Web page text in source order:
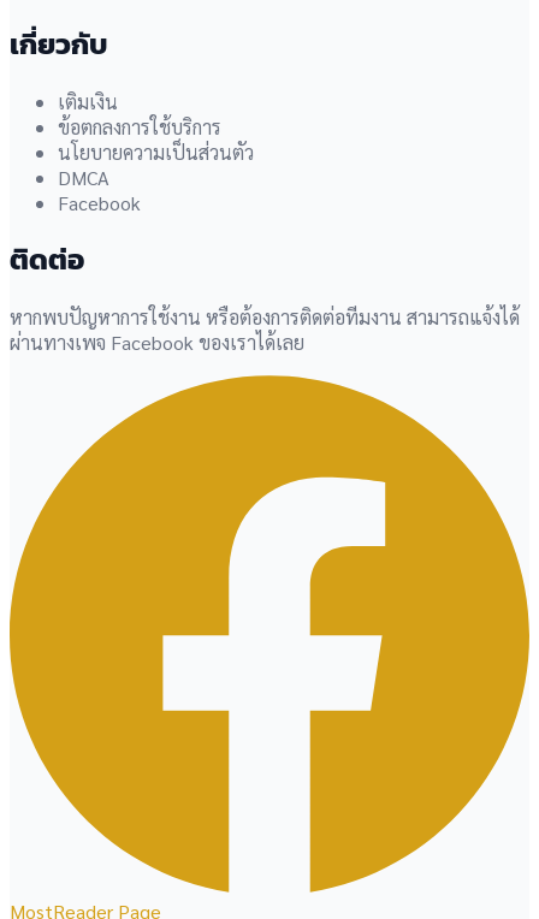
เกี่ยวกับ
เติมเงิน
ข้อตกลงการใช้บริการ
นโยบายความเป็นส่วนตัว
DMCA
Facebook
ติดต่อ
หากพบปัญหาการใช้งาน หรือต้องการติดต่อทีมงาน สามารถแจ้งได้
ผ่านทางเพจ Facebook ของเราได้เลย
MostReader Page